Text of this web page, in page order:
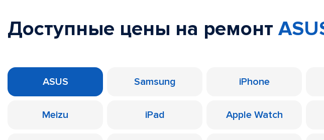
Доступные цены на ремонт
ASUS Samsung iPhone
Meizu iPad Apple Watch